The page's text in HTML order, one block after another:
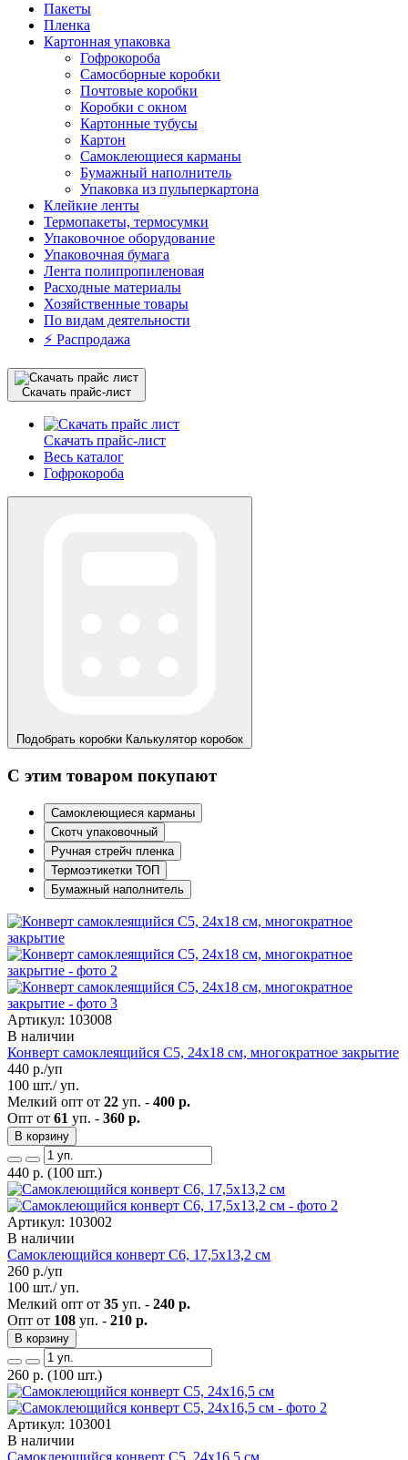
Пакеты
Пленка
Картонная упаковка
Гофрокороба
Самосборные коробки
Почтовые коробки
Коробки с окном
Картонные тубусы
Картон
Самоклеющиеся карманы
Бумажный наполнитель
Упаковка из пульперкартона
Клейкие ленты
Термопакеты, термосумки
Упаковочное оборудование
Упаковочная бумага
Лента полипропиленовая
Расходные материалы
Хозяйственные товары
По видам деятельности
⚡️ Распродажа
Скачать прайс-лист
Скачать прайс-лист
Весь каталог
Гофрокороба
Подобрать коробки Калькулятор коробок
С этим товаром покупают
Самоклеющиеся карманы
Скотч упаковочный
Ручная стрейч пленка
Термоэтикетки ТОП
Бумажный наполнитель
Артикул: 103008
В наличии
Конверт самоклеящийся С5, 24х18 см, многократное закрытие
440 р./уп
100 шт./ уп.
Мелкий опт от 22 уп. - 400 р.
Опт от 61 уп. - 360 р.
В корзину
440 р. (100 шт.)
Артикул: 103002
В наличии
Самоклеющийся конверт С6, 17,5х13,2 см
260 р./уп
100 шт./ уп.
Мелкий опт от 35 уп. - 240 р.
Опт от 108 уп. - 210 р.
В корзину
260 р. (100 шт.)
Артикул: 103001
В наличии
Самоклеющийся конверт С5, 24х16,5 см